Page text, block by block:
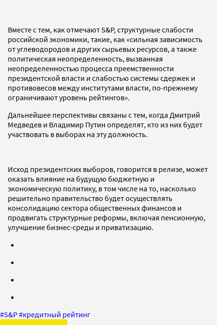
Вместе с тем, как отмечают S&P, структурные слабости
российской экономики, такие, как «сильная зависимость
от углеводородов и других сырьевых ресурсов, а также
политическая неопределенность, вызванная
неопределенностью процесса преемственности
президентской власти и слабостью системы сдержек и
противовесов между институтами власти, по-прежнему
ограничивают уровень рейтингов».
Дальнейшее перспективы связаны с тем, когда Дмитрий
Медведев и Владимир Путин определят, кто из них будет
участвовать в выборах на эту должность.
Исход президентских выборов, говорится в релизе, может
оказать влияние на будущую бюджетную и
экономическую политику, в том числе на то, насколько
решительно правительство будет осуществлять
консолидацию сектора общественных финансов и
продвигать структурные реформы, включая пенсионную,
улучшение бизнес-среды и приватизацию.
#S&P#кредитный рейтинг